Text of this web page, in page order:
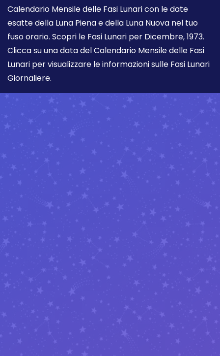
Calendario Mensile delle Fasi Lunari con le date
esatte della Luna Piena e della Luna Nuova nel tuo
fuso orario. Scopri le Fasi Lunari per Dicembre, 1973.
Clicca su una data del Calendario Mensile delle Fasi
Lunari per visualizzare le informazioni sulle Fasi Lunari
Giornaliere.